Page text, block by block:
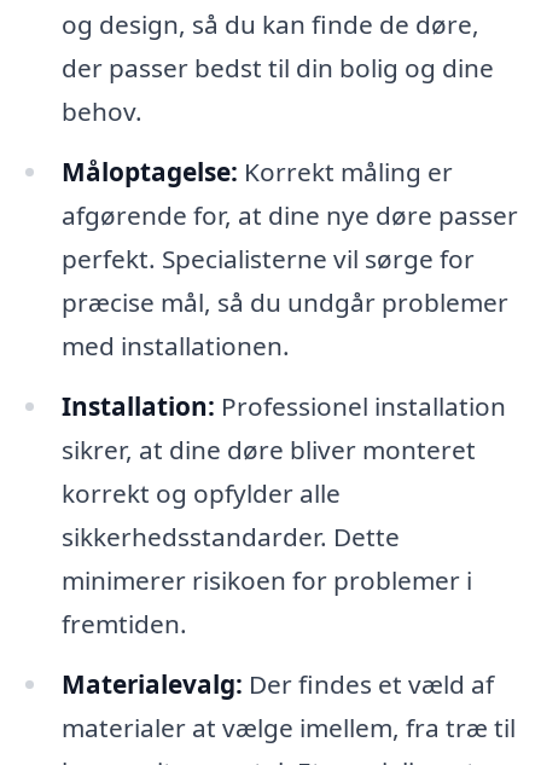
og design, så du kan finde de døre,
der passer bedst til din bolig og dine
behov.
Måloptagelse: Korrekt måling er
afgørende for, at dine nye døre passer
perfekt. Specialisterne vil sørge for
præcise mål, så du undgår problemer
med installationen.
Installation: Professionel installation
sikrer, at dine døre bliver monteret
korrekt og opfylder alle
sikkerhedsstandarder. Dette
minimerer risikoen for problemer i
fremtiden.
Materialevalg: Der findes et væld af
materialer at vælge imellem, fra træ til